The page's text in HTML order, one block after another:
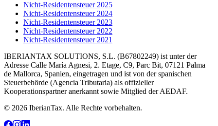
Nicht-Residentensteuer 2025
Nicht-Residentensteuer 2024
Nicht-Residentensteuer 2023
Nicht-Residentensteuer 2022
Nicht-Residentensteuer 2021
IBERIANTAX SOLUTIONS, S.L. (B67802249) ist unter der
Adresse Calle María Agnesi, 2. Etage, C9, Parc Bit, 07121 Palma
de Mallorca, Spanien, eingetragen und ist von der spanischen
Steuerbehörde (Agencia Tributaria) als offizieller
Kooperationspartner anerkannt sowie Mitglied der AEDAF.
© 2026 IberianTax. Alle Rechte vorbehalten.